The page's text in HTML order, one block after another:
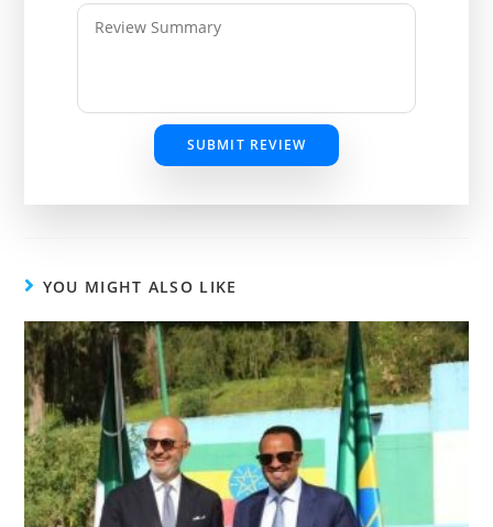
SUBMIT REVIEW
YOU MIGHT ALSO LIKE